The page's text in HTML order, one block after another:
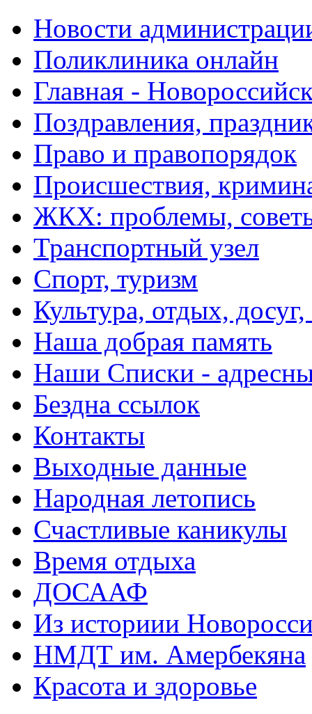
Новости
Поликлиника онлайн
Главная -
Поздравления,
Право и правопорядок
Происшествия,
ЖКХ: проблемы,
Транспортный узел
Спорт, туризм
Культура, отдых,
Наша добрая память
Наши Списки -
Бездна ссылок
Контакты
Выходные данные
Народная летопись
Счастливые каникулы
Время отдыха
ДОСААФ
Из историии
НМДТ им. Амербекяна
Красота и здоровье